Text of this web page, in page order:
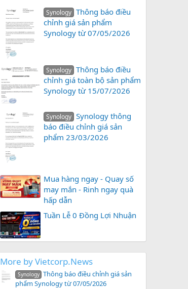
Synology Thông báo điều
chỉnh giá sản phẩm
Synology từ 07/05/2026
Synology Thông báo điều
chỉnh giá toàn bộ sản phẩm
Synology từ 15/07/2026
Synology Synology thông
báo điều chỉnh giá sản
phẩm 23/03/2026
Mua hàng ngay - Quay số
may mắn - Rinh ngay quà
hấp dẫn
Tuần Lễ 0 Đồng Lợi Nhuận
More by Vietcorp.News
Synology Thông báo điều chỉnh giá sản
phẩm Synology từ 07/05/2026